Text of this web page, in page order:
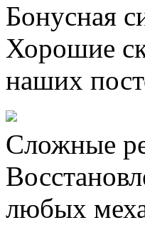
Бонусная
Хорошие
наших
Сложные
любых